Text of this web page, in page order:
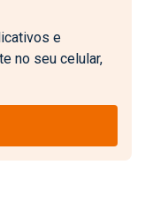
e
no seu celular,